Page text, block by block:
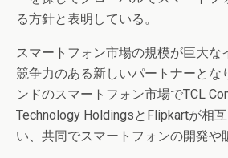
る方針と表明している。
スマートフォン市場の規模が巨大な
競争力のある新しいパートナーとな
ンドのスマートフォン市場でTCL
Technology HoldingsとFlipkartが相
い、共同でスマートフォンの開発や